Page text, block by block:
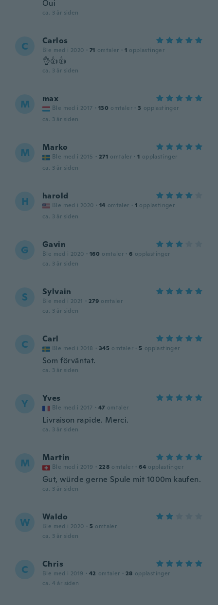
Oui
ca. 3 år siden
C Carlos
Ble med i 2020 · 71 omtaler · 1 opplastinger
👌👍👍
ca. 3 år siden
M max
Ble med i 2017 · 130 omtaler · 3 opplastinger
ca. 3 år siden
M Marko
Ble med i 2015 · 271 omtaler · 1 opplastinger
ca. 3 år siden
H harold
Ble med i 2020 · 14 omtaler · 1 opplastinger
ca. 3 år siden
G Gavin
Ble med i 2020 · 160 omtaler · 6 opplastinger
ca. 3 år siden
S Sylvain
Ble med i 2021 · 279 omtaler
ca. 3 år siden
C Carl
Ble med i 2018 · 345 omtaler · 5 opplastinger
Som förväntat.
ca. 3 år siden
Y Yves
Ble med i 2017 · 47 omtaler
Livraison rapide. Merci.
ca. 3 år siden
M Martin
Ble med i 2019 · 228 omtaler · 64 opplastinger
Gut, würde gerne Spule mit 1000m kaufen.
ca. 3 år siden
W Waldo
Ble med i 2020 · 5 omtaler
ca. 3 år siden
C Chris
Ble med i 2019 · 42 omtaler · 28 opplastinger
ca. 4 år siden